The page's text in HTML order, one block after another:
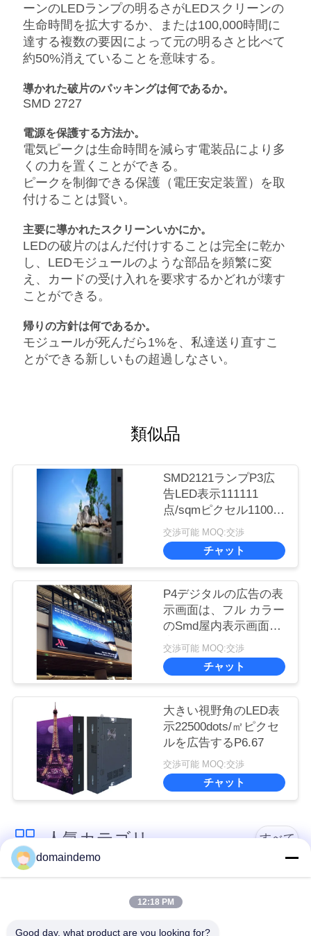
ーンのLEDランプの明るさがLEDスクリーンの
生命時間を拡大するか、または100,000時間に
達する複数の要因によって元の明るさと比べて
約50%消えていることを意味する。
導かれた破片のパッキングは何であるか。
SMD 2727
電源を保護する方法か。
電気ピークは生命時間を減らす電装品により多
くの力を置くことができる。
ピークを制御できる保護（電圧安定装置）を取
付けることは賢い。
主要に導かれたスクリーンいかにか。
LEDの破片のはんだ付けすることは完全に乾か
し、LEDモジュールのような部品を頻繁に変
え、カードの受け入れを要求するかどれが壊す
ことができる。
帰りの方針は何であるか。
モジュールが死んだら1%を、私達送り直すこ
とができる新しいもの超過しなさい。
類似品
SMD2121ランプP3広
告LED表示111111
点/sqmピクセル1100
cd/㎡明るさ
交渉可能 MOQ:交渉
チャット
P4デジタルの広告の表
示画面は、フル カラー
のSmd屋内表示画面を
導きました
交渉可能 MOQ:交渉
チャット
大きい視野角のLED表
示22500dots/㎡ピクセ
ルを広告するP6.67
交渉可能 MOQ:交渉
チャット
人気カテゴリ すべて
イ
domaindemo
12:18 PM
Good day, what product are you looking for?